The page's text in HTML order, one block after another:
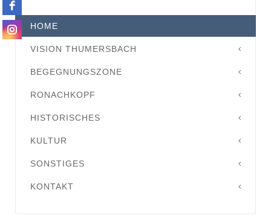
HOME
VISION THUMERSBACH
BEGEGNUNGSZONE
RONACHKOPF
HISTORISCHES
KULTUR
SONSTIGES
KONTAKT